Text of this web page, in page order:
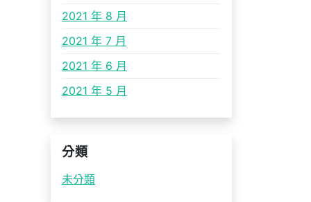
2021 年 8 月
2021 年 7 月
2021 年 6 月
2021 年 5 月
分類
未分類